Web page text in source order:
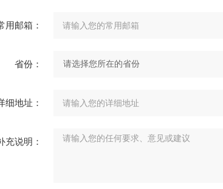
用邮箱：
省份：
细地址：
充说明：